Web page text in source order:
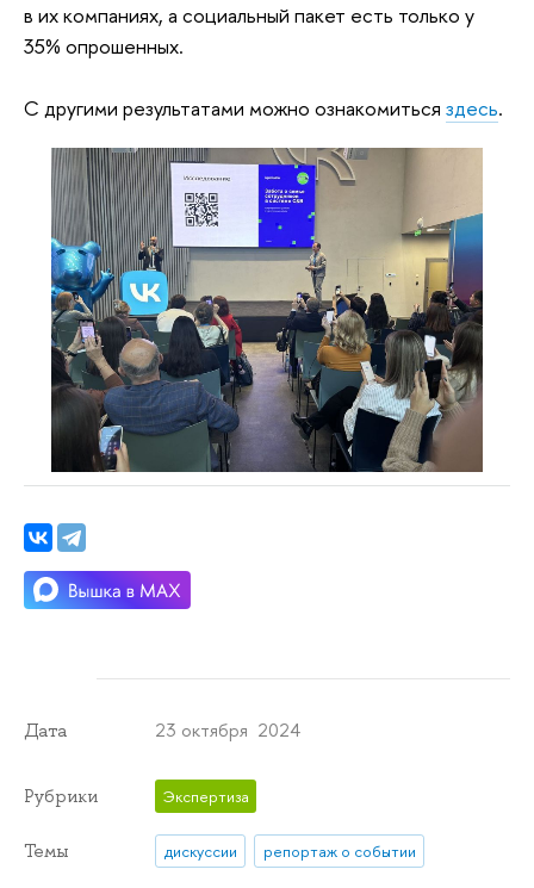
в их компаниях, а социальный пакет есть только у
35% опрошенных.
С другими результатами можно ознакомиться здесь.
Дата 23 октября 2024
Рубрики Экспертиза
Темы дискуссии репортаж о событии